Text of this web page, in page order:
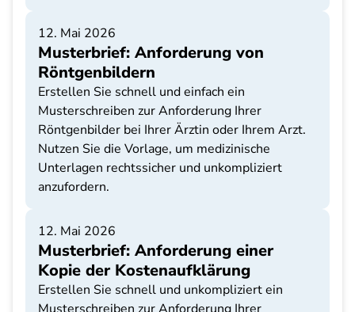
12. Mai 2026
Musterbrief: Anforderung von
Röntgenbildern
Erstellen Sie schnell und einfach ein
Musterschreiben zur Anforderung Ihrer
Röntgenbilder bei Ihrer Ärztin oder Ihrem Arzt.
Nutzen Sie die Vorlage, um medizinische
Unterlagen rechtssicher und unkompliziert
anzufordern.
12. Mai 2026
Musterbrief: Anforderung einer
Kopie der Kostenaufklärung
Erstellen Sie schnell und unkompliziert ein